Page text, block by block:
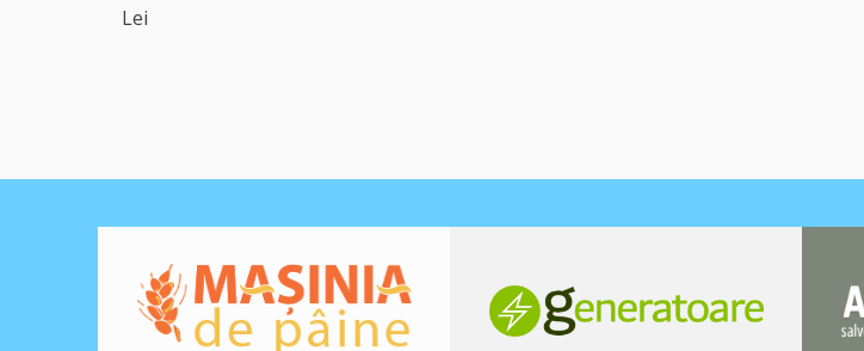
Lei